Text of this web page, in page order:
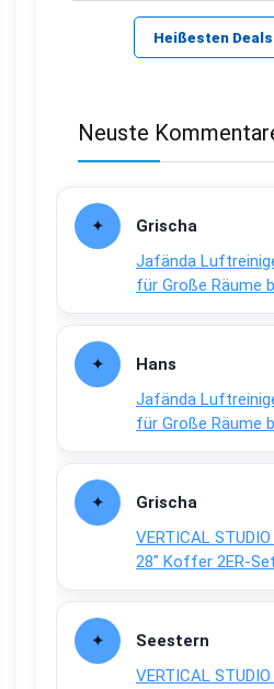
Heißesten
Neuste
Grischa
Jafända
für Große Räume
Hans
Jafända
für Große Räume
Grischa
VERTICAL
28″ Koffer 2ER-
Seestern
VERTICAL